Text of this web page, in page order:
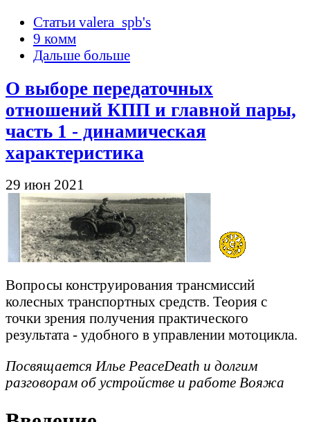
Статьи valera_spb's
9 комм
Дальше больше
О выборе передаточных
отношений КПП и главной пары,
часть 1 - динамическая
характеристика
29 июн 2021
Вопросы конструирования трансмиссий
колесных транспортных средств. Теория с
точки зрения получения практического
результата - удобного в управлении мотоцикла.
Посвящается Илье PeaceDeath и долгим
разговорам об устройстве и работе Вояжа